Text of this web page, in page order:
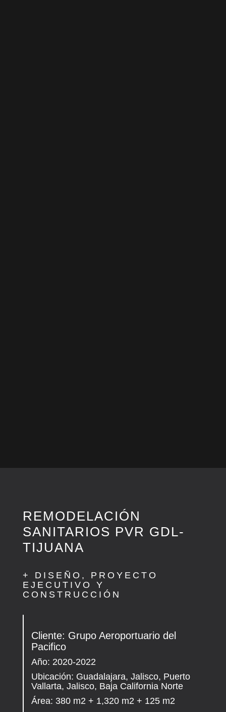
REMODELACIÓN
SANITARIOS PVR GDL-
TIJUANA
+ DISEÑO, PROYECTO
EJECUTIVO Y
CONSTRUCCIÓN
Cliente: Grupo Aeroportuario del
Pacifico
Año: 2020-2022
Ubicación: Guadalajara, Jalisco, Puerto
Vallarta, Jalisco, Baja California Norte
Área: 380 m2 + 1,320 m2 + 125 m2